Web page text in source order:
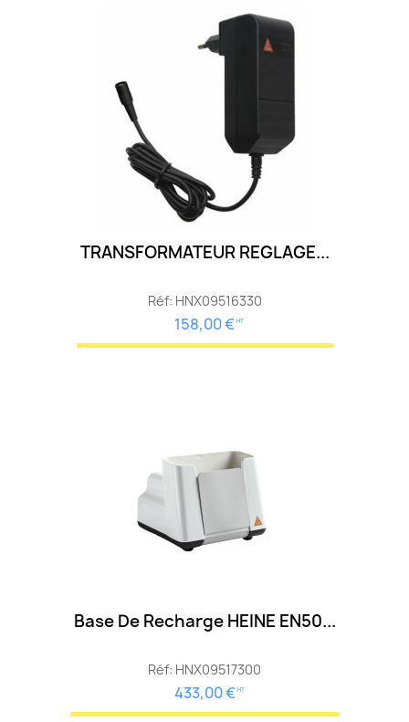
TRANSFORMATEUR REGLAGE...
Réf: HNX09516330
158,00 € HT
Base De Recharge HEINE EN50...
Réf: HNX09517300
433,00 € HT